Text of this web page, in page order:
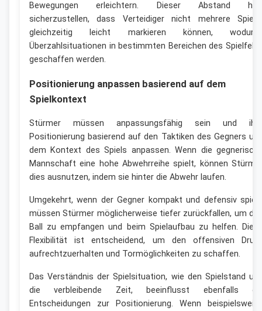
Bewegungen erleichtern. Dieser Abstand
sicherzustellen, dass Verteidiger nicht mehrere
gleichzeitig leicht markieren können,
Überzahlsituationen in bestimmten Bereichen des
geschaffen werden.
Positionierung anpassen basierend auf dem
Spielkontext
Stürmer müssen anpassungsfähig sein und
Positionierung basierend auf den Taktiken des Gegners
dem Kontext des Spiels anpassen. Wenn die
Mannschaft eine hohe Abwehrreihe spielt, können
dies ausnutzen, indem sie hinter die Abwehr laufen.
Umgekehrt, wenn der Gegner kompakt und defensiv
müssen Stürmer möglicherweise tiefer zurückfallen, um
Ball zu empfangen und beim Spielaufbau zu helfen.
Flexibilität ist entscheidend, um den offensiven
aufrechtzuerhalten und Tormöglichkeiten zu schaffen.
Das Verständnis der Spielsituation, wie den Spielstand
die verbleibende Zeit, beeinflusst ebenfalls
Entscheidungen zur Positionierung. Wenn